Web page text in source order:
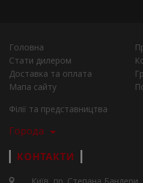
Головна
Стати дилером
Доставка та оплата
Мапа сайту
Філії та представництва
Города
КОНТАКТИ